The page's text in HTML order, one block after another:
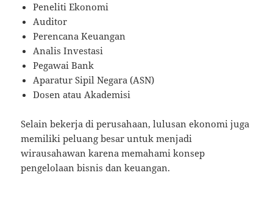
Peneliti Ekonomi
Auditor
Perencana Keuangan
Analis Investasi
Pegawai Bank
Aparatur Sipil Negara (ASN)
Dosen atau Akademisi
Selain bekerja di perusahaan, lulusan ekonomi juga
memiliki peluang besar untuk menjadi
wirausahawan karena memahami konsep
pengelolaan bisnis dan keuangan.